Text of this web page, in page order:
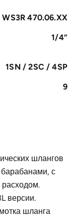
WS3R 470.06.XX
1/4”
1SN / 2SC / 4SP
9
шлангов
с
версии.
шланга